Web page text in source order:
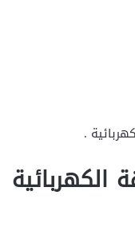
.
الكهربائية